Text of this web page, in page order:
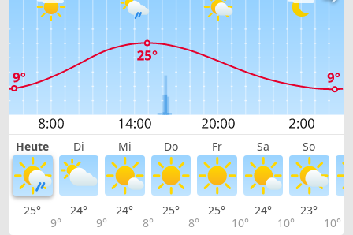
Heute Di Mi Do Fr Sa So
25°
9°
24°
9°
24°
8°
25°
8°
25°
10°
24°
10°
23°
10°